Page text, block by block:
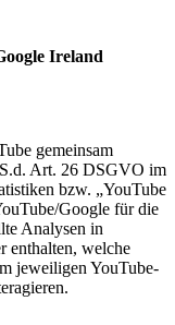
Ireland
gemeinsam
Art. 26 DSGVO im
bzw. „YouTube
Google für die
Analysen in
enthalten, welche
jeweiligen YouTube-